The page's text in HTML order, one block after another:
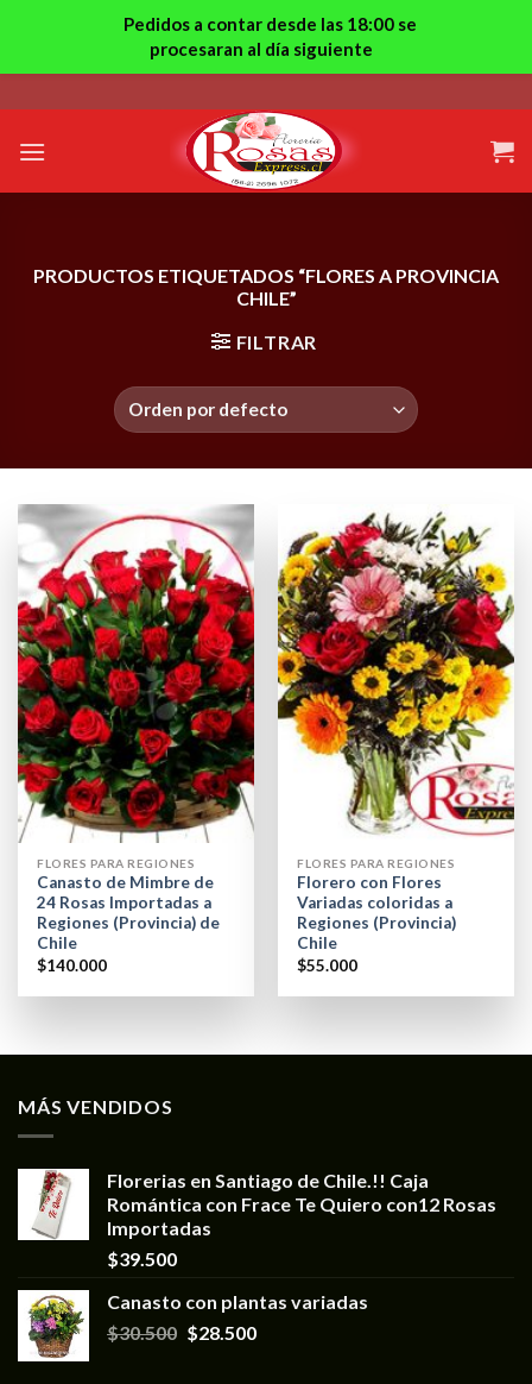
to
content
PRODUCTOS ETIQUETADOS “FLORES A PROVINCIA
CHILE”
FILTRAR
FLORES PARA REGIONES
Canasto de Mimbre de
24 Rosas Importadas a
Regiones (Provincia) de
Chile
$140.000
FLORES PARA REGIONES
Florero con Flores
Variadas coloridas a
Regiones (Provincia)
Chile
$55.000
MÁS VENDIDOS
Florerias en Santiago de Chile.!! Caja
Romántica con Frace Te Quiero con12 Rosas
Importadas
$39.500
Canasto con plantas variadas
$30.500 $28.500
Pedidos a contar desde las 18:00 se
procesaran al día siguiente